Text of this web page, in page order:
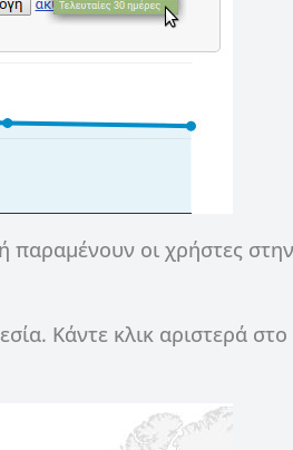
παραμένουν οι χρήστες στην
Κάντε κλικ αριστερά στο